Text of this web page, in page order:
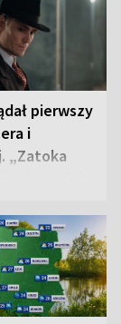
pierwszy
i
„Zatoka
od razu ich